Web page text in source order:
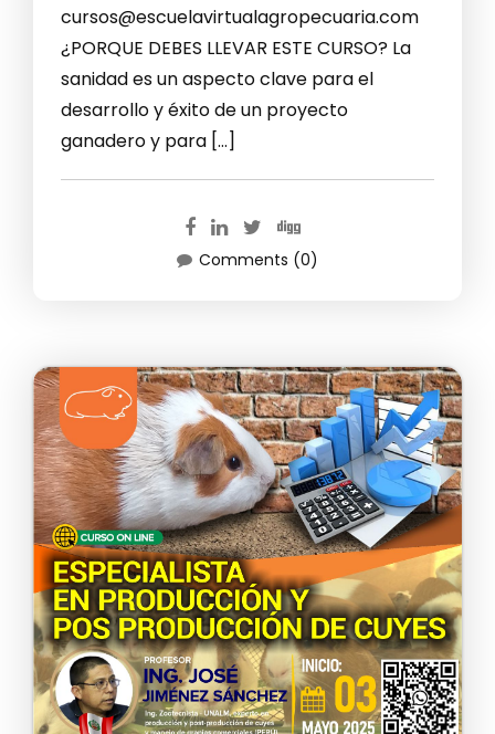
cursos@escuelavirtualagropecuaria.com
¿PORQUE DEBES LLEVAR ESTE CURSO? La
sanidad es un aspecto clave para el
desarrollo y éxito de un proyecto
ganadero y para […]
Comments (0)